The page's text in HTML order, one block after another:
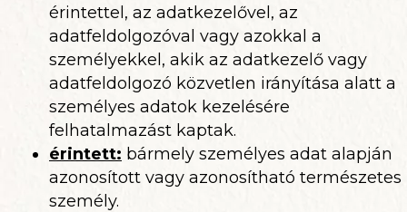
érintettel, az adatkezelővel, az
adatfeldolgozóval vagy azokkal a
személyekkel, akik az adatkezelő vagy
adatfeldolgozó közvetlen irányítása alatt a
személyes adatok kezelésére
felhatalmazást kaptak.
érintett: bármely személyes adat alapján
azonosított vagy azonosítható természetes
személy.